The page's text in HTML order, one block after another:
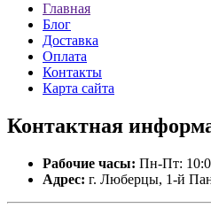
Главная
Блог
Доставка
Оплата
Контакты
Карта сайта
Контактная
Рабочие часы: Пн-Пт:
Адрес: г. Люберцы, 1-й